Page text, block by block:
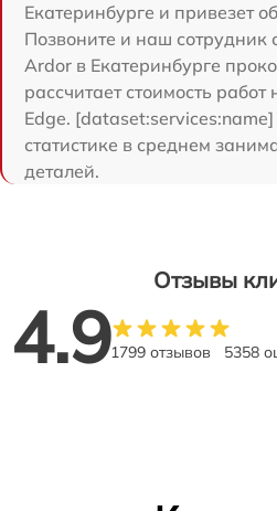
Екатеринбурге и привезет
Позвоните и наш сотрудник
Ardor в Екатеринбурге
рассчитает стоимость
Edge.
статистике в среднем
деталей.
Отзывы
4.91799 отзывов 5358